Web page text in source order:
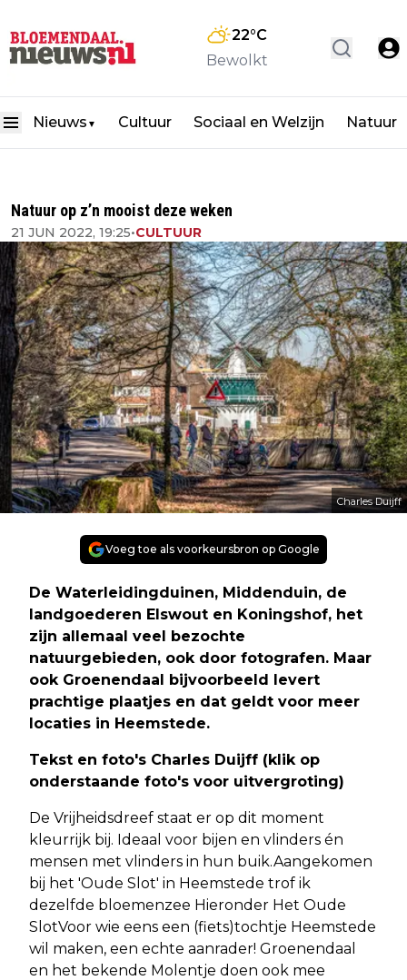
22°C
Bewolkt
Nieuws ▼ Cultuur Sociaal en Welzijn Natuur
Natuur op z’n mooist deze weken
21 JUN 2022, 19:25•CULTUUR
Charles Duijff
Voeg toe als voorkeursbron op Google
De Waterleidingduinen, Middenduin, de
landgoederen Elswout en Koningshof, het
zijn allemaal veel bezochte
natuurgebieden, ook door fotografen. Maar
ook Groenendaal bijvoorbeeld levert
prachtige plaatjes en dat geldt voor meer
locaties in Heemstede.
Tekst en foto's Charles Duijff (klik op
onderstaande foto's voor uitvergroting)
De Vrijheidsdreef staat er op dit moment
kleurrijk bij. Ideaal voor bijen en vlinders én
mensen met vlinders in hun buik.Aangekomen
bij het 'Oude Slot' in Heemstede trof ik
dezelfde bloemenzee Hieronder Het Oude
SlotVoor wie eens een (fiets)tochtje Heemstede
wil maken, een echte aanrader! Groenendaal
en het bekende Molentje doen ook mee